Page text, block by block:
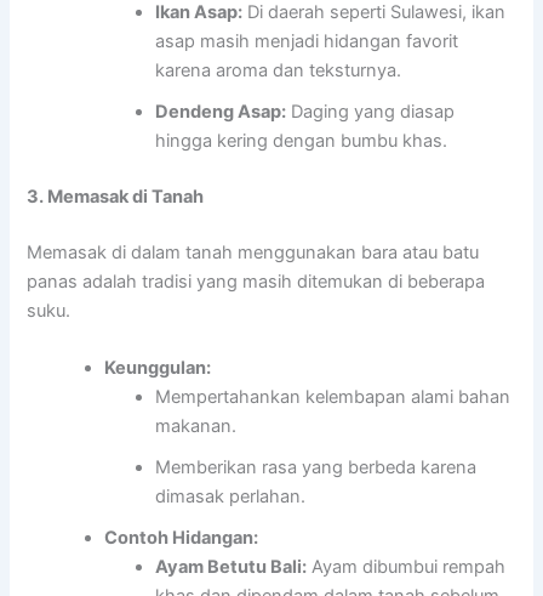
Ikan Asap: Di daerah seperti Sulawesi, ikan
asap masih menjadi hidangan favorit
karena aroma dan teksturnya.
Dendeng Asap: Daging yang diasap
hingga kering dengan bumbu khas.
3. Memasak di Tanah
Memasak di dalam tanah menggunakan bara atau batu
panas adalah tradisi yang masih ditemukan di beberapa
suku.
Keunggulan:
Mempertahankan kelembapan alami bahan
makanan.
Memberikan rasa yang berbeda karena
dimasak perlahan.
Contoh Hidangan:
Ayam Betutu Bali: Ayam dibumbui rempah